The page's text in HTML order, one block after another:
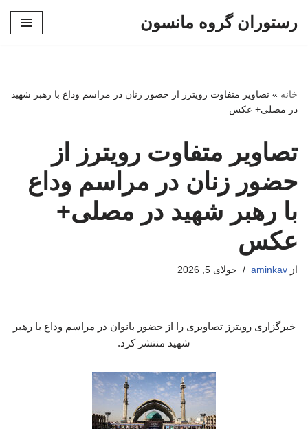
رستوران گروه مانسون
خانه » تصاویر متفاوت رویترز از حضور زنان در مراسم وداع با رهبر شهید
در مصلی+ عکس
تصاویر متفاوت رویترز از
حضور زنان در مراسم وداع
با رهبر شهید در مصلی+
عکس
از aminkav جولای 5, 2026
خبرگزاری رویترز تصاویری را از حضور بانوان در مراسم وداع با رهبر
شهید منتشر کرد.